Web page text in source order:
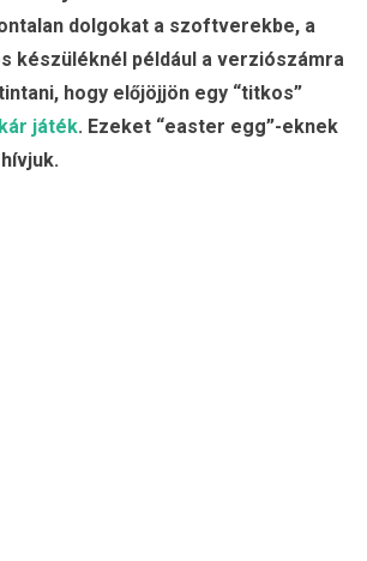
dolgokat a szoftverekbe, a
készüléknél például a verziószámra
hogy előjöjjön egy “titkos”
játék. Ezeket “easter egg”-eknek